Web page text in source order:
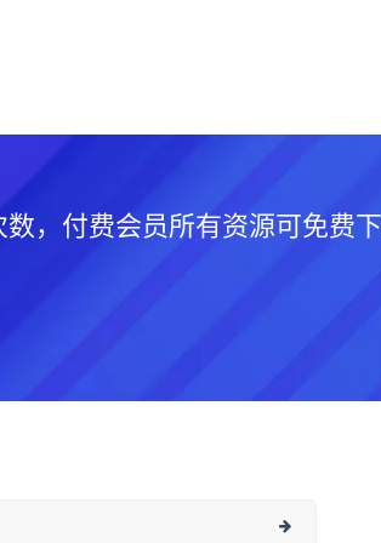
，付费会员所有资源可免费